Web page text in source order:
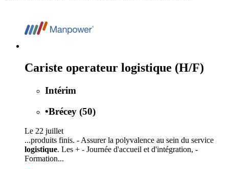
Cariste operateur logistique (H/F)
Intérim
•Brécey (50)
Le 22 juillet
...produits finis. - Assurer la polyvalence au sein du service
logistique. Les + - Journée d'accueil et d'intégration, -
Formation...